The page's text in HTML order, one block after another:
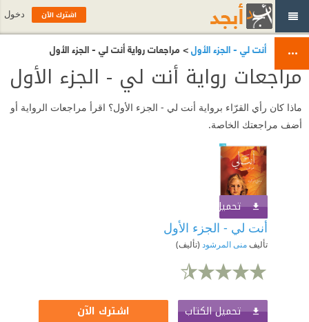
أنت لي - الجزء الأول> مراجعات رواية أنت لي - الجزء الأول
مراجعات رواية أنت لي - الجزء الأول
ماذا كان رأي القرّاء برواية أنت لي - الجزء الأول؟ اقرأ مراجعات الرواية أو
أضف مراجعتك الخاصة.
تحميل الكتاب
أنت لي - الجزء الأول
تأليفمنى المرشود (تأليف)
تحميل الكتاب اشترك الآن
اشترك الآن دخول